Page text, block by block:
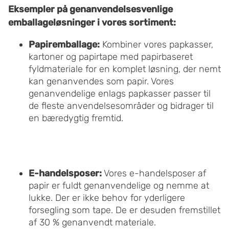
Eksempler på genanvendelsesvenlige
emballageløsninger i vores sortiment:
Papiremballage: Kombiner vores papkasser,
kartoner og papirtape med papirbaseret
fyldmateriale for en komplet løsning, der nemt
kan genanvendes som papir. Vores
genanvendelige enlags papkasser passer til
de fleste anvendelsesområder og bidrager til
en bæredygtig fremtid.
E-handelsposer:Vores e-handelsposer af
papir er fuldt genanvendelige og nemme at
lukke. Der er ikke behov for yderligere
forsegling som tape. De er desuden fremstillet
af 30 % genanvendt materiale.